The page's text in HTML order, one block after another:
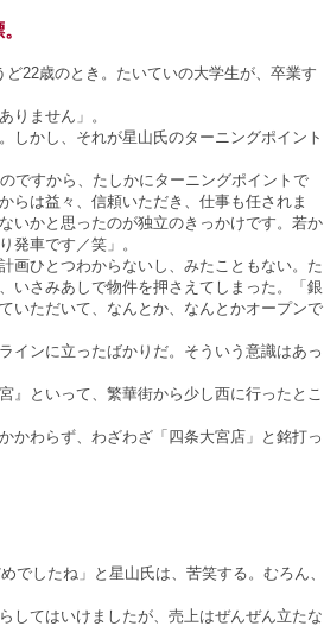
ど22歳のとき。たいていの大学生が、卒業す
りません」。
しかし、それが星山氏のターニングポイント
ですから、たしかにターニングポイントで
らは益々、信頼いただき、仕事も任されま
いかと思ったのが独立のきっかけです。若か
発車です／笑」。
画ひとつわからないし、みたこともない。た
いさみあしで物件を押さえてしまった。「銀
いただいて、なんとか、なんとかオープンで
インに立ったばかりだ。そういう意識はあっ
』といって、繁華街から少し西に行ったとこ
かわらず、わざわざ「四条大宮店」と銘打っ
でしたね」と星山氏は、苦笑する。むろん、
してはいけましたが、売上はぜんぜん立たな